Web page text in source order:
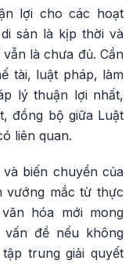
lợi cho các hoạt
sản là kịp thời và
là chưa đủ. Cần
tài, luật pháp, làm
lý thuận lợi nhất,
đồng bộ giữa Luật
liên quan.
biến chuyển của
vướng mắc từ thực
hóa mới mong
đề nếu không
trung giải quyết